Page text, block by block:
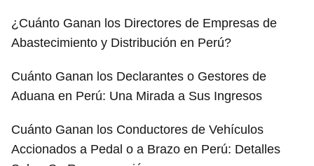
¿Cuánto Ganan los Directores de Empresas de
Abastecimiento y Distribución en Perú?
Cuánto Ganan los Declarantes o Gestores de
Aduana en Perú: Una Mirada a Sus Ingresos
Cuánto Ganan los Conductores de Vehículos
Accionados a Pedal o a Brazo en Perú: Detalles